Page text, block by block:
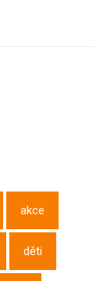
akce
děti